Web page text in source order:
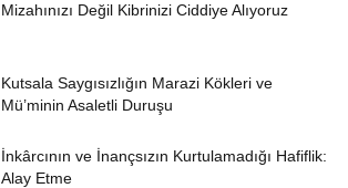
Mizahınızı Değil Kibrinizi Ciddiye Alıyoruz
Kutsala Saygısızlığın Marazi Kökleri ve
Mü’minin Asaletli Duruşu
İnkârcının ve İnançsızın Kurtulamadığı Hafiflik:
Alay Etme